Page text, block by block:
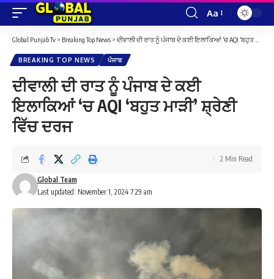
Font
Resizer
Aa
Global Punjab Tv > Breaking Top News > ਦੀਵਾਲੀ ਦੀ ਰਾਤ ਨੂੰ ਪੰਜਾਬ ਦੇ ਕਈ ਇਲਾਕਿਆਂ ‘ਚ AQI ‘ਬਹੁਤ ਮਾੜੀ’ ਸ਼੍ਰੇਣੀ ਵਿੱਚ ਦਰਜ
BREAKING TOP NEWS ਪੰਜਾਬ
ਦੀਵਾਲੀ ਦੀ ਰਾਤ ਨੂੰ ਪੰਜਾਬ ਦੇ ਕਈ
ਇਲਾਕਿਆਂ ‘ਚ AQI ‘ਬਹੁਤ ਮਾੜੀ’ ਸ਼੍ਰੇਣੀ
ਵਿੱਚ ਦਰਜ
Last updated: November 1, 2024 7:29 am
Global Team
2 Min Read